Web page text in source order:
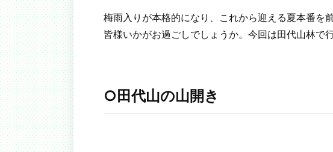
梅雨入りが本格的になり、これから迎える夏本番を
皆様いかがお過ごしでしょうか。今回は田代山林で
○田代山の山開き